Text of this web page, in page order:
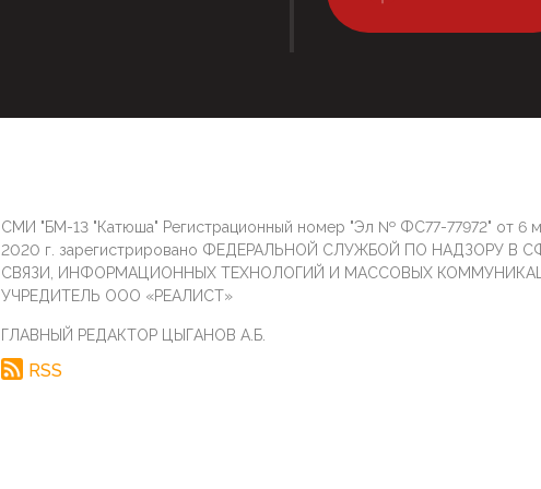
СМИ "БМ-13 "Катюша" Регистрационный номер "Эл № ФС77-77972" от 6
2020 г. зарегистрировано ФЕДЕРАЛЬНОЙ СЛУЖБОЙ ПО НАДЗОРУ В
СВЯЗИ, ИНФОРМАЦИОННЫХ ТЕХНОЛОГИЙ И МАССОВЫХ
УЧРЕДИТЕЛЬ ООО «РЕАЛИСТ»
ГЛАВНЫЙ РЕДАКТОР ЦЫГАНОВ А.Б.
RSS